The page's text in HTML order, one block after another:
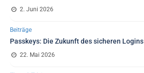
2. Juni 2026
Beiträge
Passkeys: Die Zukunft des sicheren Logins
22. Mai 2026